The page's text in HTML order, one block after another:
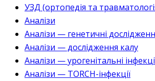
УЗД (ортопедія та
Аналізи
Аналізи — генетичні
Аналізи — дослідження калу
Аналізи — урогенітальні
Аналізи — TORCH-інфекції